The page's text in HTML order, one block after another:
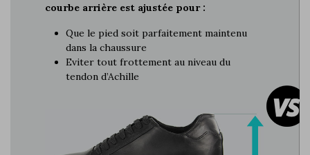
courbe arrière est ajustée pour :
Que le pied soit parfaitement maintenu
dans la chaussure
Eviter tout frottement au niveau du
tendon d’Achille